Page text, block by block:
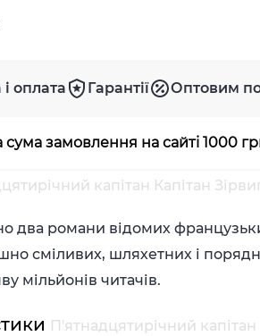
оплата Гарантії Оптовим
сума замовлення на сайті 1000
капітан Капітан
два романи відомих
сміливих, шляхетних і
мільйонів читачів.
П'ятнадцятирічний